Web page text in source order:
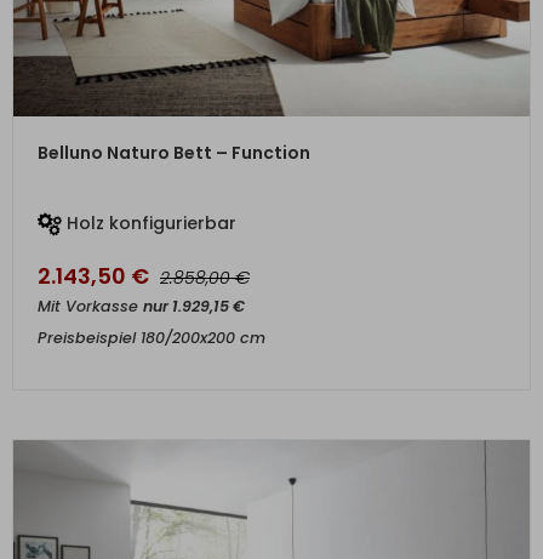
ZUM PRODUKT
Belluno Naturo Bett – Function
Holz konfigurierbar
2.143,50 € 2.858,00€
Mit Vorkasse nur1.929,15€
Preisbeispiel 180/200x200 cm